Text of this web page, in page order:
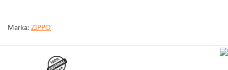
Marka: ZIPPO